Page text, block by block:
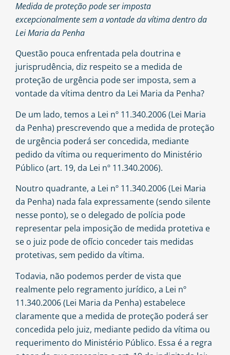
Medida de proteção pode ser imposta
excepcionalmente sem a vontade da vítima dentro da
Lei Maria da Penha
Questão pouca enfrentada pela doutrina e
jurisprudência, diz respeito se a medida de
proteção de urgência pode ser imposta, sem a
vontade da vítima dentro da Lei Maria da Penha?
De um lado, temos a Lei nº 11.340.2006 (Lei Maria
da Penha) prescrevendo que a medida de proteção
de urgência poderá ser concedida, mediante
pedido da vítima ou requerimento do Ministério
Público (art. 19, da Lei nº 11.340.2006).
Noutro quadrante, a Lei nº 11.340.2006 (Lei Maria
da Penha) nada fala expressamente (sendo silente
nesse ponto), se o delegado de polícia pode
representar pela imposição de medida protetiva e
se o juiz pode de ofício conceder tais medidas
protetivas, sem pedido da vítima.
Todavia, não podemos perder de vista que
realmente pelo regramento jurídico, a Lei nº
11.340.2006 (Lei Maria da Penha) estabelece
claramente que a medida de proteção poderá ser
concedida pelo juiz, mediante pedido da vítima ou
requerimento do Ministério Público. Essa é a regra